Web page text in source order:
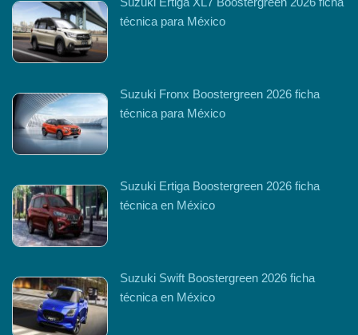
técnica para México
Suzuki Fronx Boostergreen 2026 ficha
técnica para México
Suzuki Ertiga Boostergreen 2026 ficha
técnica en México
Suzuki Swift Boostergreen 2026 ficha
técnica en México